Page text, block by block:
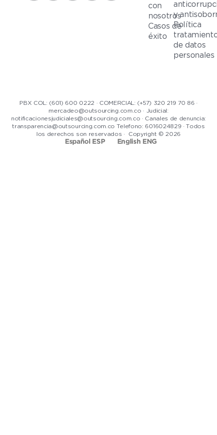
con
nosotros
Casos de
éxito
y
Política
de datos
personales
PBX COL: (601) 600 0222 · COMERCIAL: (+57) 320 219 70 86 ·
mercadeo@outsourcing.com.co · Judicial:
notificacionesjudiciales@outsourcing.com.co · Canales de denuncia:
transparencia@outsourcing.com.co Telefono: 6016024829 · Todos
los derechos son reservados · Copyright © 2026
Español ESP English ENG